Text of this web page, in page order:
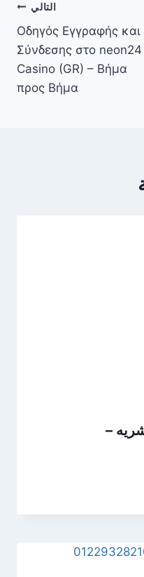
التالي
Οδηγός Εγγραφής και
Σύνδεσης στο neon24
Casino (GR) – Βήμα
προς Βήμα
–